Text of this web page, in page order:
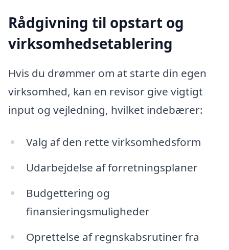
Rådgivning til opstart og
virksomhedsetablering
Hvis du drømmer om at starte din egen
virksomhed, kan en revisor give vigtigt
input og vejledning, hvilket indebærer:
Valg af den rette virksomhedsform
Udarbejdelse af forretningsplaner
Budgettering og
finansieringsmuligheder
Oprettelse af regnskabsrutiner fra